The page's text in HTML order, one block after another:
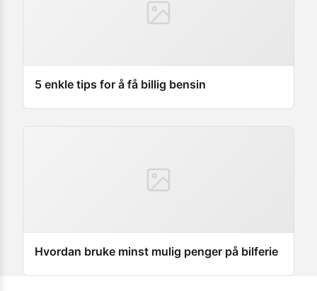
5 enkle tips for å få billig bensin
Hvordan bruke minst mulig penger på bilferie